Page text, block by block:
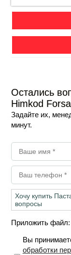
Остались
Himkod
Задайте их,
минут.
Приложить файл:
Вы
обработки